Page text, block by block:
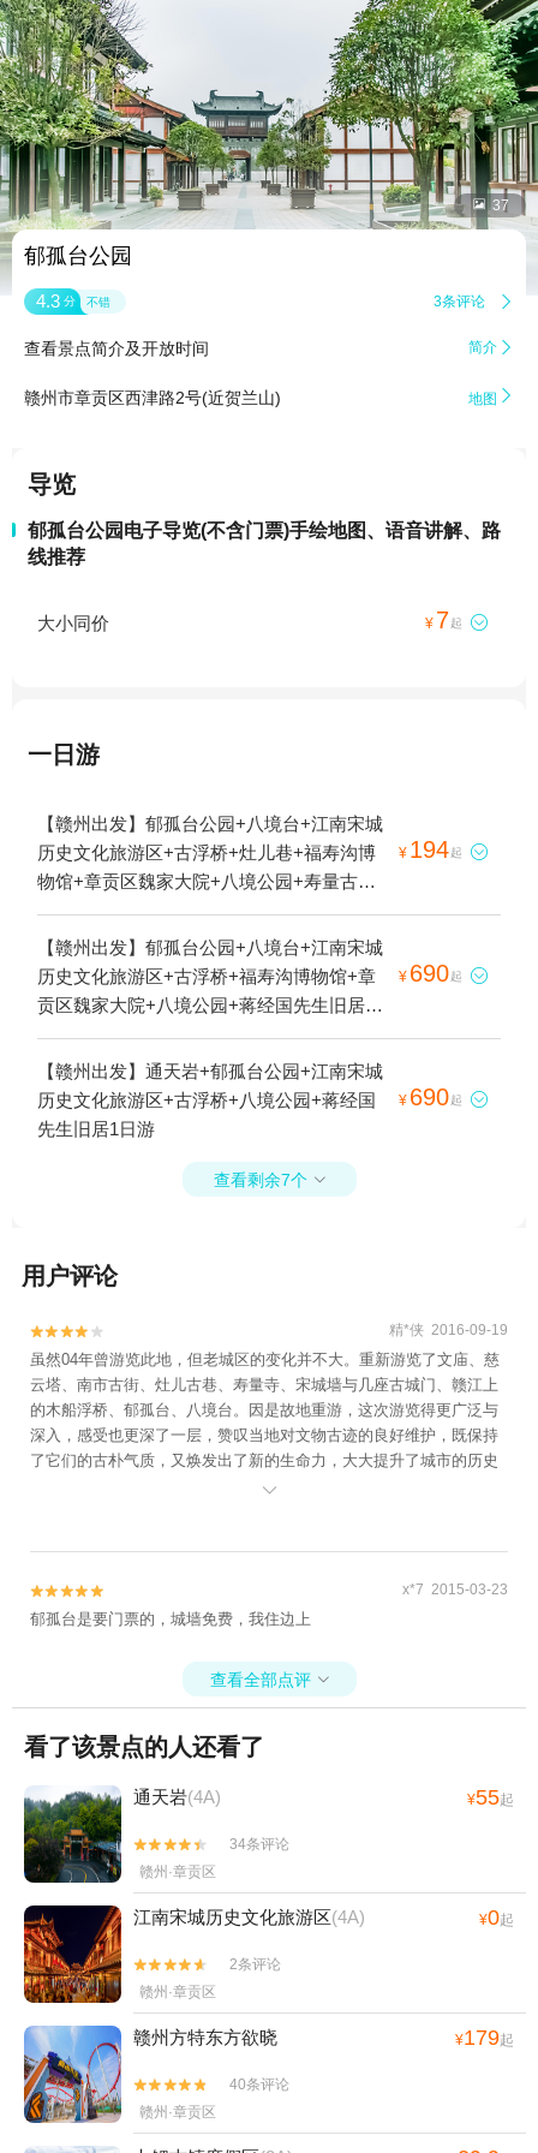
 37
郁孤台公园
4.3 分 不错 3条评论 
查看景点简介及开放时间 简介 
赣州市章贡区西津路2号(近贺兰山) 地图 
导览
郁孤台公园电子导览(不含门票)手绘地图、语音讲解、路
线推荐
大小同价 ¥ 7起 
一日游
【赣州出发】郁孤台公园+八境台+江南宋城
历史文化旅游区+古浮桥+灶儿巷+福寿沟博
物馆+章贡区魏家大院+八境公园+寿量古寺
+蒋经国先生旧居1日游
¥ 194起 
【赣州出发】郁孤台公园+八境台+江南宋城
历史文化旅游区+古浮桥+福寿沟博物馆+章
贡区魏家大院+八境公园+蒋经国先生旧居
+四贤坊+郁孤台历史文化街区-广东会馆+宋
城墙1日游
¥ 690起 
【赣州出发】通天岩+郁孤台公园+江南宋城
历史文化旅游区+古浮桥+八境公园+蒋经国
先生旧居1日游
¥ 690起 
查看剩余7个 
用户评论

 精*侠 2016-09-19
虽然04年曾游览此地，但老城区的变化并不大。重新游览了文庙、慈
云塔、南市古街、灶儿古巷、寿量寺、宋城墙与几座古城门、赣江上
的木船浮桥、郁孤台、八境台。因是故地重游，这次游览得更广泛与
深入，感受也更深了一层，赞叹当地对文物古迹的良好维护，既保持
了它们的古朴气质，又焕发出了新的生命力，大大提升了城市的历史
文化品味。古城区虽不太大，但用半天徒步游览还是挺累人的。我从


 x*7 2015-03-23
郁孤台是要门票的，城墙免费，我住边上
查看全部点评 
看了该景点的人还看了
通天岩(4A) ¥55起


34条评论
赣州·章贡区
江南宋城历史文化旅游区(4A) ¥0起


2条评论
赣州·章贡区
赣州方特东方欲晓 ¥179起


40条评论
赣州·章贡区
